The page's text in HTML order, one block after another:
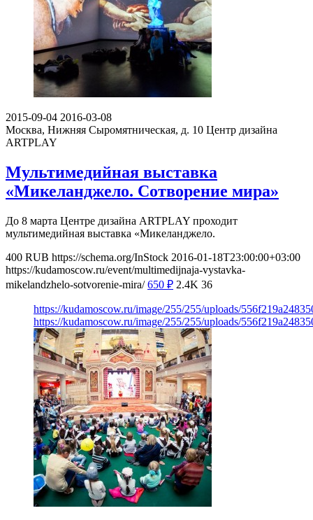
2015-09-04 2016-03-08
Москва, Нижняя Сыромятническая, д. 10 Центр дизайна
ARTPLAY
Мультимедийная выставка
«Микеланджело. Сотворение мира»
До 8 марта Центре дизайна ARTPLAY проходит
мультимедийная выставка «Микеланджело.
400 RUB https://schema.org/InStock 2016-01-18T23:00:00+03:00
https://kudamoscow.ru/event/multimedijnaja-vystavka-
mikelandzhelo-sotvorenie-mira/ 650 ₽ 2.4K 36
https://kudamoscow.ru/image/255/255/uploads/
https://kudamoscow.ru/image/255/255/uploads/